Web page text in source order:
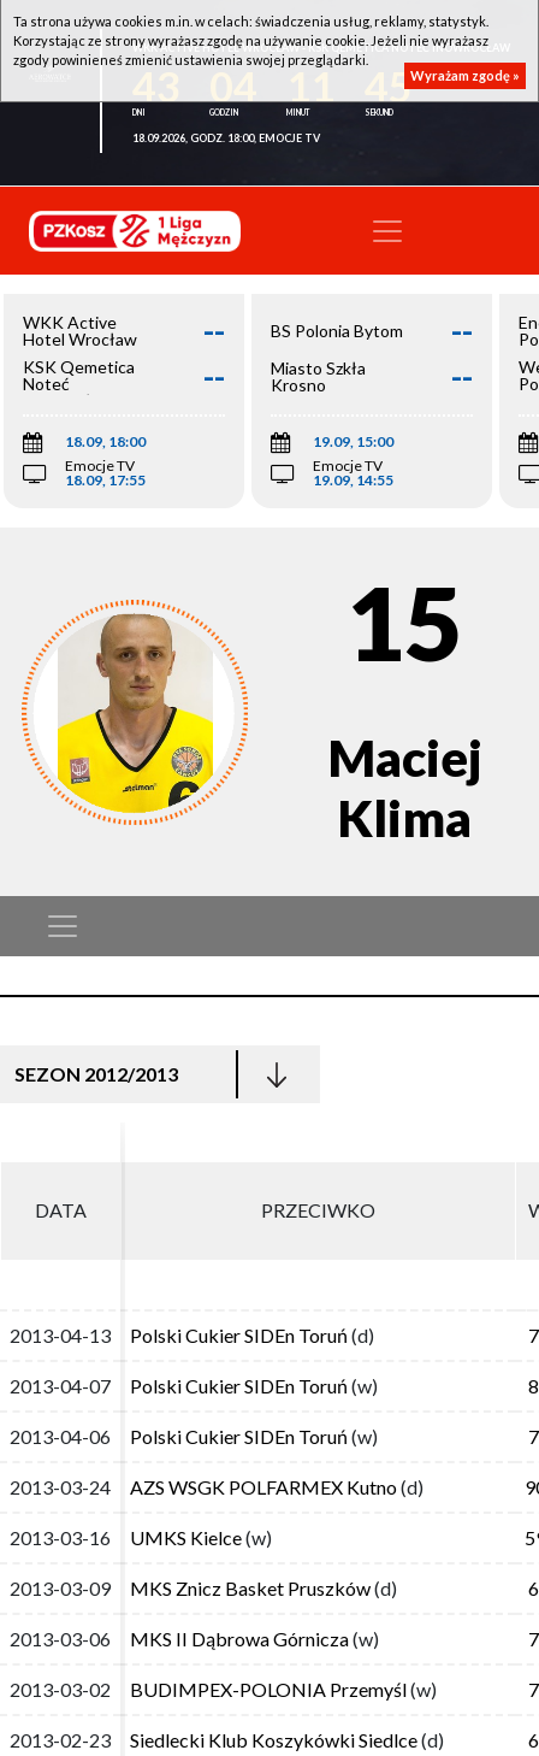
WKK ACTIVE HOTEL WROCŁAW - KSK QEMETICA NOTEĆ INOWROCŁAW
44
18.09.2026, GODZ. 18:00, EMOCJE TV
WKK Active
Hotel Wrocław
--
KSK Qemetica
Noteć
Inowrocław
--
18.09, 18:00
Emocje TV
18.09, 17:55
BS Polonia Bytom --
Miasto Szkła
Krosno
--
19.09, 15:00
Emocje TV
19.09, 14:55
15
Maciej
Klima
SEZON 2012/2013
DATA PRZECIWKO
2013-04-13 Polski Cukier SIDEn Toruń (d)
2013-04-07 Polski Cukier SIDEn Toruń (w)
2013-04-06 Polski Cukier SIDEn Toruń (w)
2013-03-24 AZS WSGK POLFARMEX Kutno(d)
2013-03-16 UMKS Kielce(w)
2013-03-09 MKS Znicz Basket Pruszków(d)
2013-03-06 MKS II Dąbrowa Górnicza(w)
2013-03-02 BUDIMPEX-POLONIA Przemyśl(w)
2013-02-23 Siedlecki Klub Koszykówki Siedlce(d)
DATA PRZECIWKO
2013-04-13 Polski Cukier SIDEn Toruń (d)
2013-04-07 Polski Cukier SIDEn Toruń (w)
2013-04-06 Polski Cukier SIDEn Toruń (w)
2013-03-24 AZS WSGK POLFARMEX Kutno(d)
2013-03-16 UMKS Kielce(w)
2013-03-09 MKS Znicz Basket Pruszków(d)
2013-03-06 MKS II Dąbrowa Górnicza(w)
2013-03-02 BUDIMPEX-POLONIA Przemyśl(w)
2013-02-23 Siedlecki Klub Koszykówki Siedlce(d)
Ta strona używa cookies m.in. w celach: świadczenia usług, reklamy, statystyk.
Korzystając ze strony wyrażasz zgodę na używanie cookie. Jeżeli nie wyrażasz
zgody powinieneś zmienić ustawienia swojej przeglądarki.
Wyrażam zgodę »